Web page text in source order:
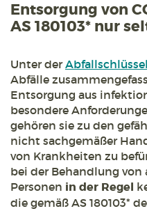
Entsorgung von
AS 180103* nur
Unter der
Abfälle
Entsorgung aus
besondere
gehören sie zu den
nicht sachgemäßer
von Krankheiten zu
bei der Behandlung von
Personen in der Regel
die gemäß AS 180103*